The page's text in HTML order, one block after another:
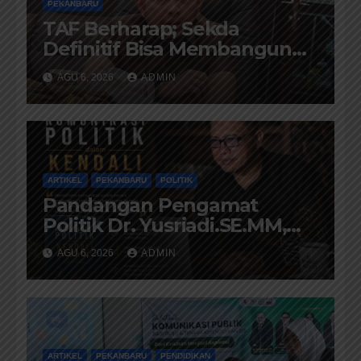
PEKANBARU
TAF Berharap; Sekda
Definitif Bisa Membangun
Komunikasi Antara Eksekutif
dan Legislatif
AGU 6, 2026 ADMIN
ARTIKEL PEKANBARU POLITIK
Pandangan Pengamat
Politik Dr. Yusriadi.SE.MM,
Tentang Buku Dr. (Cand)
Liza Fitriani S. Kom M. Ikom
AGU 6, 2026 ADMIN
ARTIKEL PEKANBARU PENDIDIKAN